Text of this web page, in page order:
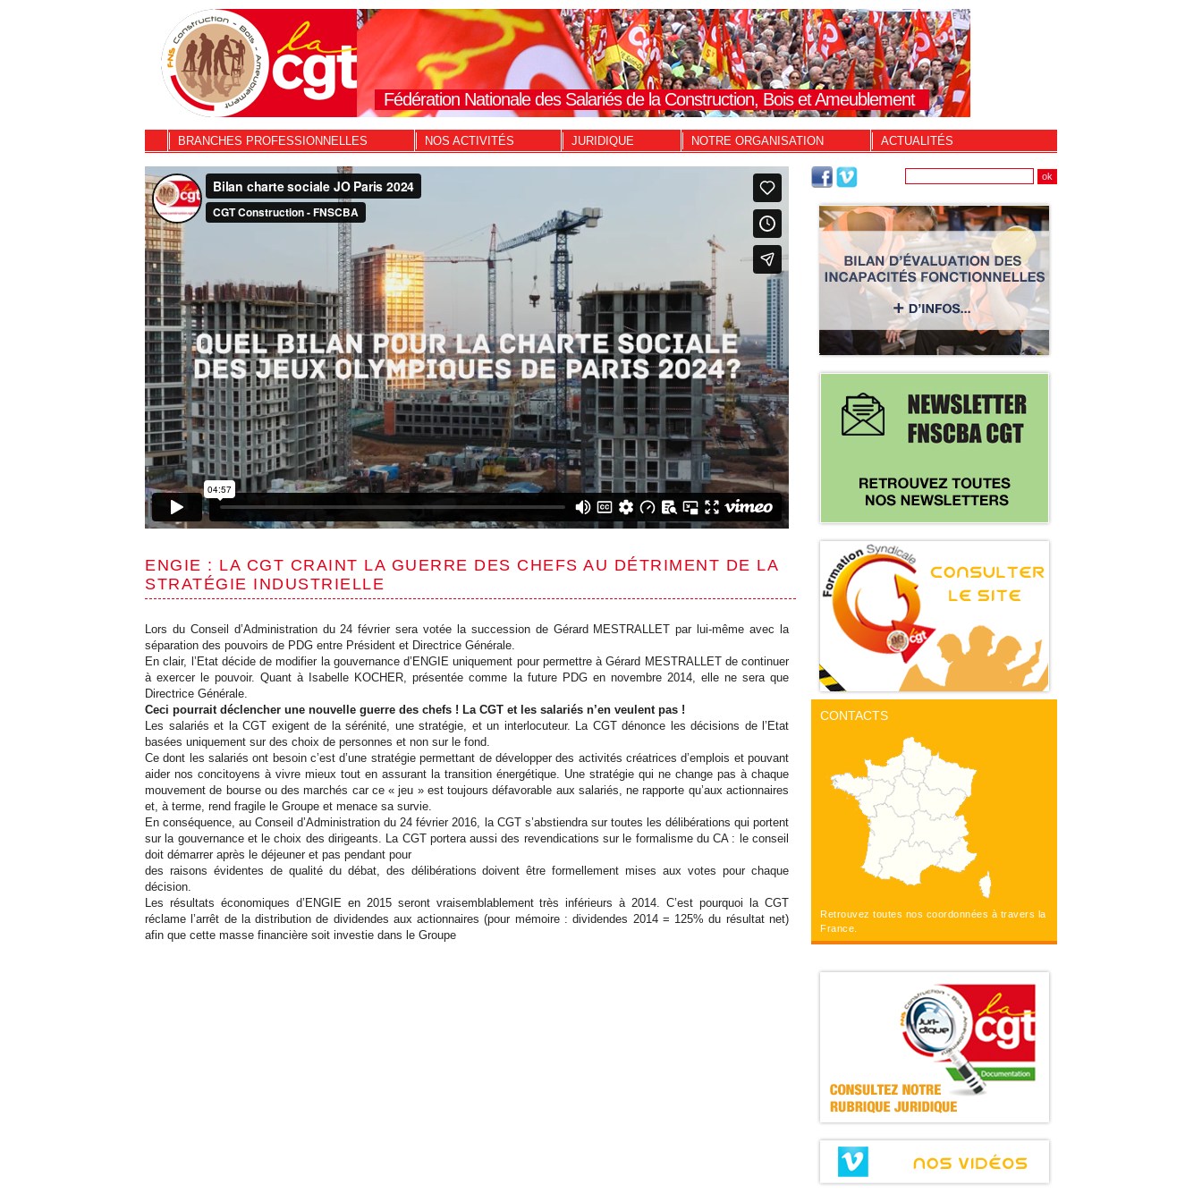
Fédération Nationale des Salariés de la Construction, Bois et Ameublement
BRANCHES PROFESSIONNELLES NOS ACTIVITÉS JURIDIQUE NOTRE ORGANISATION ACTUALITÉS
CONTACTS
Retrouvez toutes nos coordonnées à travers la
France.
ENGIE : LA CGT CRAINT LA GUERRE DES CHEFS AU DÉTRIMENT DE LA
STRATÉGIE INDUSTRIELLE
Lors du Conseil d’Administration du 24 février sera votée la succession de Gérard MESTRALLET par lui-même avec la
séparation des pouvoirs de PDG entre Président et Directrice Générale.
En clair, l’Etat décide de modifier la gouvernance d’ENGIE uniquement pour permettre à Gérard MESTRALLET de continuer
à exercer le pouvoir. Quant à Isabelle KOCHER, présentée comme la future PDG en novembre 2014, elle ne sera que
Directrice Générale.
Ceci pourrait déclencher une nouvelle guerre des chefs ! La CGT et les salariés n’en veulent pas !
Les salariés et la CGT exigent de la sérénité, une stratégie, et un interlocuteur. La CGT dénonce les décisions de l’Etat
basées uniquement sur des choix de personnes et non sur le fond.
Ce dont les salariés ont besoin c’est d’une stratégie permettant de développer des activités créatrices d’emplois et pouvant
aider nos concitoyens à vivre mieux tout en assurant la transition énergétique. Une stratégie qui ne change pas à chaque
mouvement de bourse ou des marchés car ce « jeu » est toujours défavorable aux salariés, ne rapporte qu’aux actionnaires
et, à terme, rend fragile le Groupe et menace sa survie.
En conséquence, au Conseil d’Administration du 24 février 2016, la CGT s’abstiendra sur toutes les délibérations qui portent
sur la gouvernance et le choix des dirigeants. La CGT portera aussi des revendications sur le formalisme du CA : le conseil
doit démarrer après le déjeuner et pas pendant pour
des raisons évidentes de qualité du débat, des délibérations doivent être formellement mises aux votes pour chaque
décision.
Les résultats économiques d’ENGIE en 2015 seront vraisemblablement très inférieurs à 2014. C’est pourquoi la CGT
réclame l’arrêt de la distribution de dividendes aux actionnaires (pour mémoire : dividendes 2014 = 125% du résultat net)
afin que cette masse financière soit investie dans le Groupe